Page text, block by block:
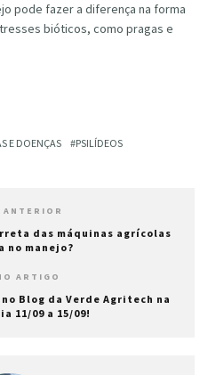
pode fazer a diferença na forma
bióticos, como pragas e
E DOENÇAS PSILÍDEOS
das máquinas agrícolas
no manejo?
ARTIGO
Blog da Verde Agritech na
11/09 a 15/09!